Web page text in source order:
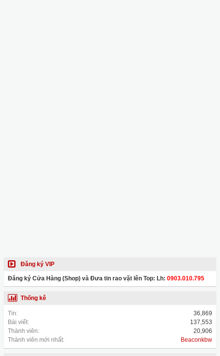
Đăng ký VIP
Đăng ký Cửa Hàng (Shop) và Đưa tin rao vặt lên Top: Lh: 0903.010.795
Thống kê
Tin:
36,869
Bài viết:
137,553
Thành viên:
20,906
Thành viên mới nhất:
Beaconkbw